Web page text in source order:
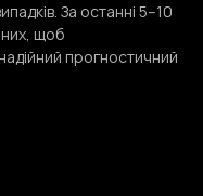
За останні 5–10
щоб
прогностичний